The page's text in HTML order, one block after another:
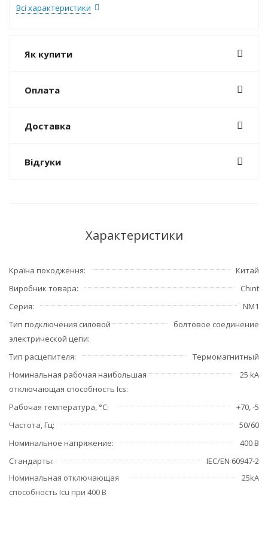
Всі характеристики
Як купити
Оплата
Доставка
Відгуки
Характеристики
Країна походження
Китай
Виробник товара
Chint
Серия
NM1
Тип подключения силовой
электрической цепи
болтовое соединение
Тип расцепителя
Термомагнитный
Номинальная рабочая наибольшая
отключающая способность Ics
25 kA
Рабочая температура, °С
+70, -5
Частота, Гц
50/60
Номинальное напряжение
400 В
Стандарты
IEC/EN 60947-2
Номинальная отключающая
способность Icu при 400 В
25kA